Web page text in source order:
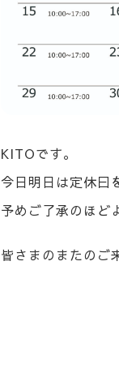
KITOです。
今日明日は定休曰
予めご了承のほど
皆さまのまたのご